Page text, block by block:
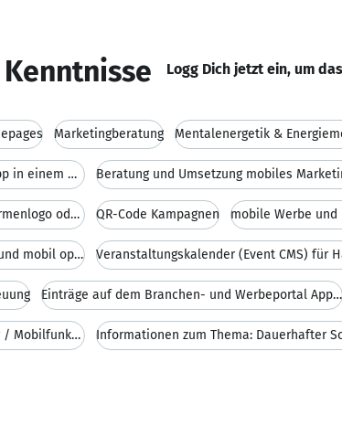
Logg Dich jetzt ein, um
Marketingberatung Mentalenergetik &
Homepage mit der eigenen Handy App in einem mit ne
Design-QR-Codes mit integriertem Firmenlogo oder p QR-Code Kampagnen mobile Werbe
Multi-Blogsystem: von Anfang an PC und mobil optim
Einträge auf dem Branchen- und Werbeportal App Gu
Expertise im Bereich Handystrahlung / Mobilfunkstr